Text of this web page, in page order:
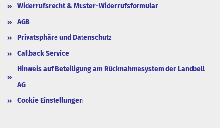
Widerrufsrecht & Muster-Widerrufsformular
AGB
Privatsphäre und Datenschutz
Callback Service
Hinweis auf Beteiligung am Rücknahmesystem der Landbell
AG
Cookie Einstellungen